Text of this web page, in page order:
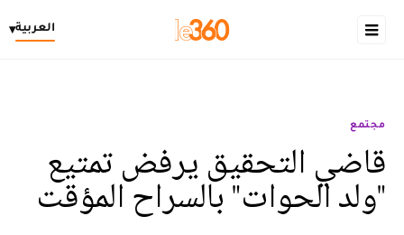
العربية▾
مجتمع
قاضي التحقيق يرفض تمتيع
"ولد الحوات" بالسراح المؤقت